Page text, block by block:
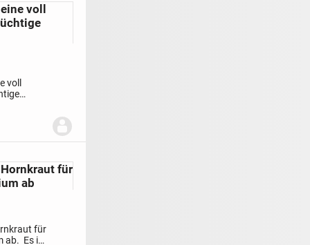
voll
voll
für
ab
für
ab. Es ist